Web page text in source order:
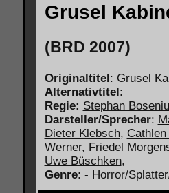
Grusel
(BRD 2007)
Originaltitel : Grusel
Alternativtitel :
Regie: Stephan
Darsteller/Sprecher:
Dieter Klebsch,
Werner, Friedel
Uwe Büschken,
Genre: - Horror/